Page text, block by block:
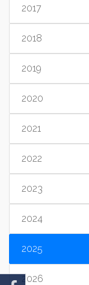
2017
2018
2019
2020
2021
2022
2023
2024
2025
2026